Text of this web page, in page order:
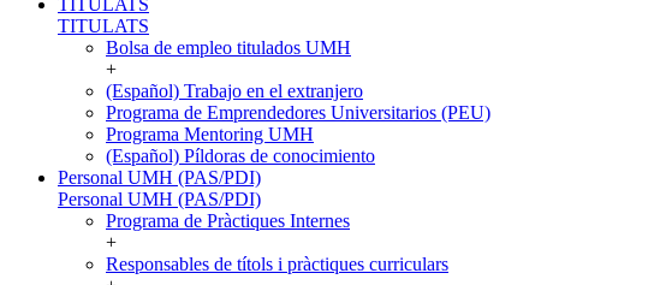
TITULATS
TITULATS
Bolsa de empleo titulados UMH
+
(Español) Trabajo en el extranjero
Programa de Emprendedores Universitarios (PEU)
Programa Mentoring UMH
(Español) Píldoras de conocimiento
Personal UMH (PAS/PDI)
Personal UMH (PAS/PDI)
Programa de Pràctiques Internes
+
Responsables de títols i pràctiques curriculars